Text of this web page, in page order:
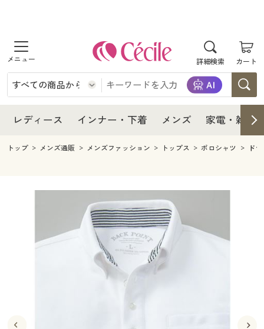
詳細検索 カート
商品を探す
レディース
レディースファッション
インナー・下着
インナー・下着通販すべて
ジュニア・ティーンズ下着
メンズ
メンズファッション
メンズ下着
キッチン・雑貨・日用品
寝具・インテリア・家具
寝具・インテリア・家具通販すべて
美容・健康
レディース インナー・下着 メンズ 家電・雑貨
レディース
レディース通販すべて
レディースファッション
インナー・下着
インナー・下着通販すべて
ジュニア・ティーンズ下着
メンズ
キッチン・雑貨・日用品
寝具・インテリア・家具通販すべて
家具・収納
カーテン・ラグ・ファブリック
美容・健康通販すべて
美容・健康・サプリメント
制服・スクール
制服・スクールすべて
トップ メンズ通販 メンズファッション トップス ポロシャツ ド